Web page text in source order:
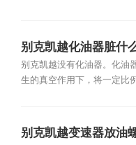
别克凯越化油器脏什
别克凯越没有化油器。化油
生的真空作用下，将一定比
别克凯越变速器放油